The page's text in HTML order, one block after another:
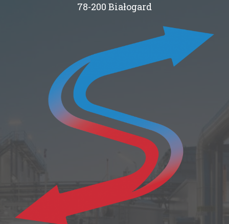
78-200 Białogard